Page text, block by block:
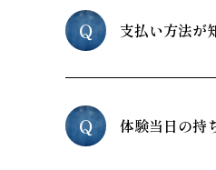
Q 支払い方法が
Q 体験当日の持